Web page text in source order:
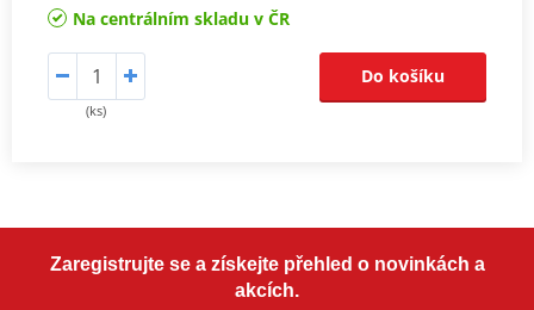
Na centrálním skladu v ČR
(ks)
Do košíku
Zaregistrujte se a získejte přehled o novinkách a
akcích.